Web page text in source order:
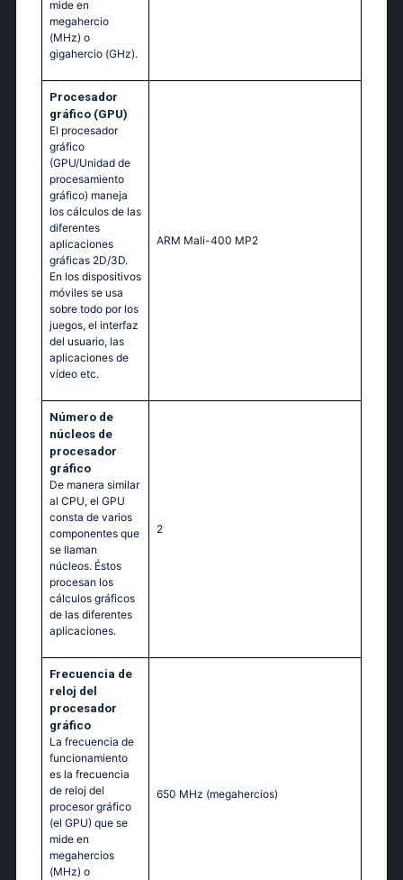
mide en
megahercio
(MHz) o
gigahercio (GHz).
Procesador
gráfico (GPU)
El procesador
gráfico
(GPU/Unidad de
procesamiento
gráfico) maneja
los cálculos de las
diferentes
aplicaciones
gráficas 2D/3D.
En los dispositivos
móviles se usa
sobre todo por los
juegos, el interfaz
del usuario, las
aplicaciones de
vídeo etc.
ARM Mali-400 MP2
Número de
núcleos de
procesador
gráfico
De manera similar
al CPU, el GPU
consta de varios
componentes que
se llaman
núcleos. Éstos
procesan los
cálculos gráficos
de las diferentes
aplicaciones.
2
Frecuencia de
reloj del
procesador
gráfico
La frecuencia de
funcionamiento
es la frecuencia
de reloj del
procesor gráfico
(el GPU) que se
mide en
megahercios
(MHz) o
650 MHz (megahercios)